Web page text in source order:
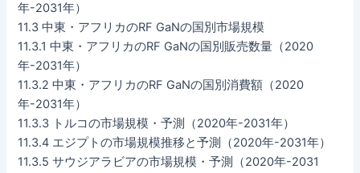
年-2031年）
11.3 中東・アフリカのRF GaNの国別市場規模
11.3.1 中東・アフリカのRF GaNの国別販売数量（2020
年-2031年）
11.3.2 中東・アフリカのRF GaNの国別消費額（2020
年-2031年）
11.3.3 トルコの市場規模・予測（2020年-2031年）
11.3.4 エジプトの市場規模推移と予測（2020年-2031年）
11.3.5 サウジアラビアの市場規模・予測（2020年-2031